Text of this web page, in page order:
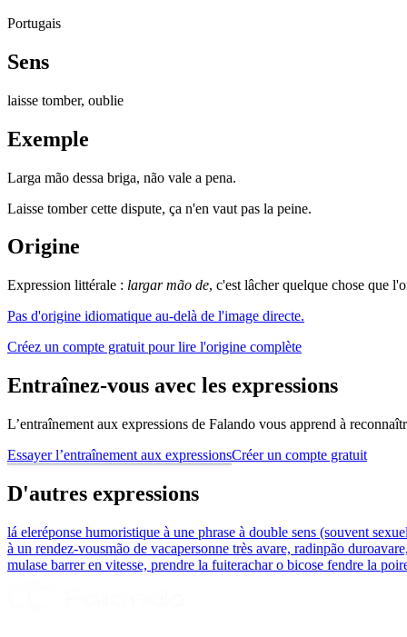
Portugais
Sens
laisse tomber, oublie
Exemple
Larga mão dessa briga, não vale a pena.
Laisse tomber cette dispute, ça n'en vaut pas la peine.
Origine
Expression littérale : largar mão de, c'est lâcher quelque chose que
Pas d'origine idiomatique au-delà de l'image directe.
Créez un compte gratuit pour lire l'origine complète
Entraînez-vous avec les expressions
L’entraînement aux expressions de Falando vous apprend à
Essayer l’entraînement aux expressionsCréer un compte gratuit
D'autres expressions
lá eleréponse humoristique à une phrase à double sens (souvent sexuel
à un rendez-vousmão de vacapersonne très avare, radinpão duro
mulase barrer en vitesse, prendre la fuiterachar o bicose fendre la